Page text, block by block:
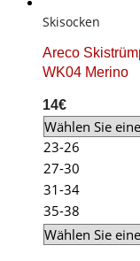
Skisocken
Areco
WK04 Merino
14€
23-26
27-30
31-34
35-38